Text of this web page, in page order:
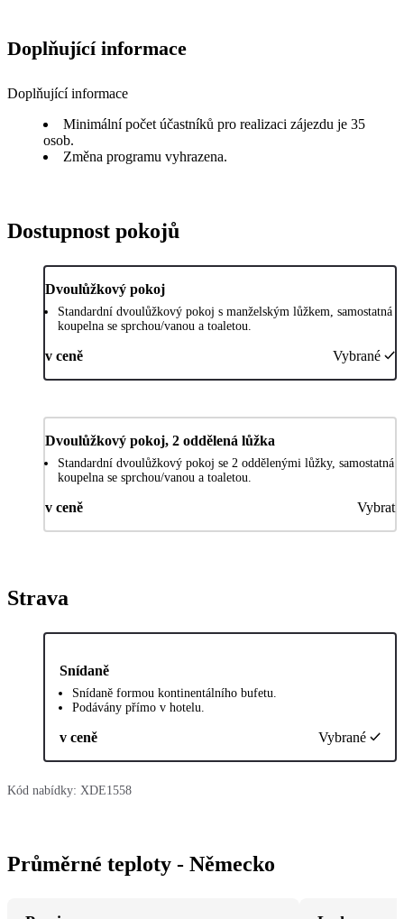
Doplňující informace
Doplňující informace
Minimální počet účastníků pro realizaci zájezdu je 35
osob.
Změna programu vyhrazena.
Dostupnost pokojů
Dvoulůžkový pokoj
Standardní dvoulůžkový pokoj s manželským lůžkem, samostatná
koupelna se sprchou/vanou a toaletou.
v ceně Vybrané
Dvoulůžkový pokoj, 2 oddělená lůžka
Standardní dvoulůžkový pokoj se 2 oddělenými lůžky, samostatná
koupelna se sprchou/vanou a toaletou.
v ceně Vybrat
Strava
Snídaně
Snídaně formou kontinentálního bufetu.
Podávány přímo v hotelu.
v ceně Vybrané
Kód nabídky: XDE1558
Průměrné teploty - Německo